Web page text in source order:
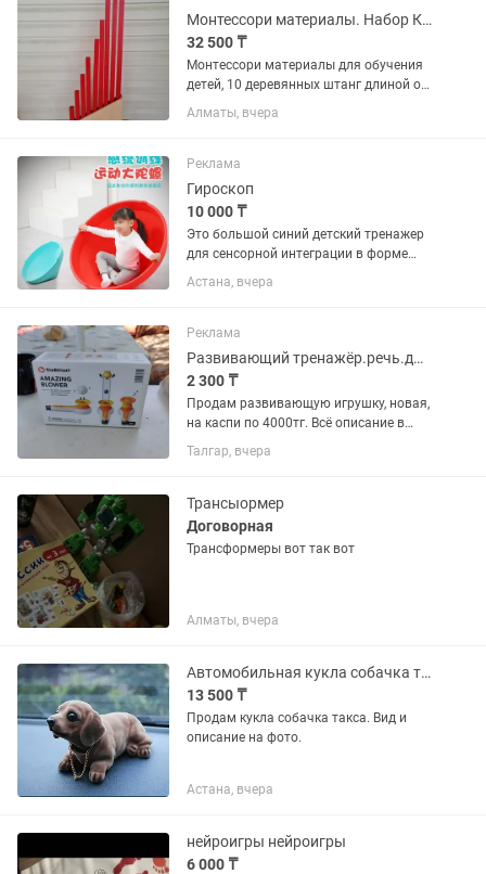
Монтессори материалы. Набор Красные штанги и шумовые коробочки для обучения
32 500 ₸
Монтессори материалы для обучения
детей, 10 деревянных штанг длиной от
10см до 1м, и 2 коробки с шумовыми
цилиндрами плюс подарок 🎁
Алматы, вчера
Реклама
Гироскоп
10 000 ₸
Это большой синий детский тренажер
для сенсорной интеграции в форме
вращающейся чаши (гироскоп).Его
размеры составляют 81 см в диаметре
предназначена для тренировки...
Астана, вчера
Реклама
Развивающий тренажёр.речь.дыхание.
2 300 ₸
Продам развивающую игрушку, новая,
на каспи по 4000тг. Всё описание в
последнем фото, отдам за 2300
Талгар, вчера
Трансыормер
Договорная
Трансформеры вот так вот
Алматы, вчера
Автомобильная кукла собачка такса.
13 500 ₸
Продам кукла собачка такса. Вид и
описание на фото.
Астана, вчера
нейроигры нейроигры
6 000 ₸